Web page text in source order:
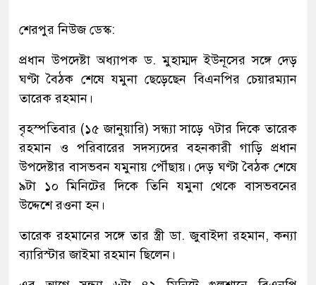
শেরপুর নিউজ ডেস্ক:
প্রধান উপদেষ্টা অধ্যাপক ড. মুহাম্মদ ইউনূসের সঙ্গে দেড়
ঘণ্টা বৈঠক শেষে যমুনা ছেড়েছেন বিএনপির চেয়ারম্যান
তারেক রহমান।
বৃহস্পতিবার (১৫ জানুয়ারি) সন্ধ্যা সাড়ে ৭টার দিকে তারেক
রহমান ও পরিবারের সদস্যদের বহনকারী গাড়ি প্রধান
উপদেষ্টার বাসভবন যমুনায় পৌঁছায়। দেড় ঘণ্টা বৈঠক শেষে
৯টা ১০ মিনিটের দিকে তিনি যমুনা থেকে বাসভবনের
উদ্দেশে রওনা হন।
তারেক রহমানের সঙ্গে তার স্ত্রী ডা. জুবাইদা রহমান, কন্যা
ব্যারিস্টার জাইমা রহমান ছিলেন।